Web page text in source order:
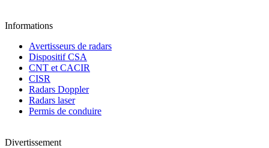
Informations
Avertisseurs de radars
Dispositif CSA
CNT et CACIR
CISR
Radars Doppler
Radars laser
Permis de conduire
Divertissement